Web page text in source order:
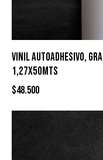
VINIL AUTOADHESIVO,
1,27X50MTS
$48.500